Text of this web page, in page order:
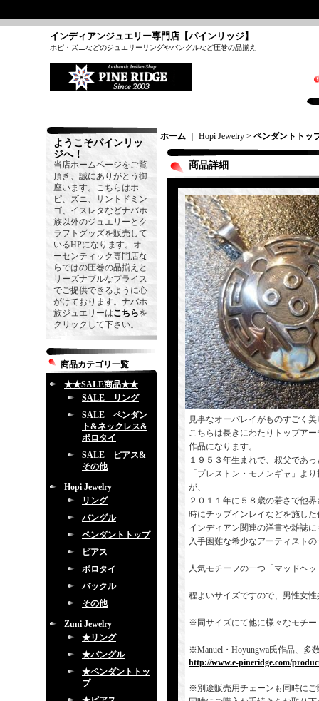
インディアンジュエリー専門店【パインリッジ】
ホピ・ズニなどのジュエリーリングやバングルなど圧巻の品揃え
ようこそパインリッ
ジへ！
当店ホームページをご覧
頂き、誠にありがとう御
座います。こちらはホ
ピ、ズニ、サントドミン
ゴ、イスレタなどナバホ
族以外のジュエリーとク
ラフトグッズを販売して
いるHPになります。オ
ーセンティック専門店な
らではの圧巻の品揃えと
リーズナブルなプライス
でご提供できるように心
がけております。ナバホ
族ジュエリーはこちらを
クリックして下さい。
商品カテゴリ一覧
★★SALE商品★★
SALE リング
SALE ペンダン
ト&ネックレス&
ボロタイ
SALE ピアス&
その他
Hopi Jewelry
リング
バングル
ペンダントトップ
ピアス
ボロタイ
バックル
その他
Zuni Jewelry
★リング
★バングル
★ペンダントトッ
プ
ホーム ｜ Hopi Jewelry > ペンダントトッ
商品詳細
見事なオーバレイがものすごく
こちらは長きにわたりトップア
作品になります。
１９５３年生まれで、叔父であ
「プレストン・モノンギャ」よ
が、
２０１１年に５８歳の若さで他
時にチップインレイなどを施し
インディアン関連の洋書や雑誌
入手困難な希少なアーティスト
人気モチーフの一つ「マッドヘ
程よいサイズですので、男性女
※同サイズにて他に様々なモチ
※Manuel・Hoyungwa氏作品、多
http://www.e-pineridge.com/
※別途販売用チェーンも同時に